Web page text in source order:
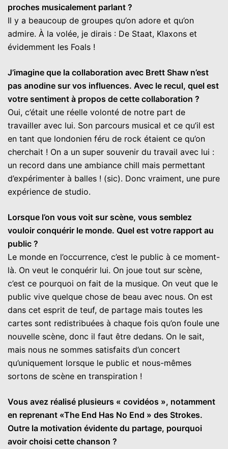
proches musicalement parlant ?
Il y a beaucoup de groupes qu’on adore et qu’on
admire. À la volée, je dirais : De Staat, Klaxons et
évidemment les Foals !
J’imagine que la collaboration avec Brett Shaw n’est
pas anodine sur vos influences. Avec le recul, quel est
votre sentiment à propos de cette collaboration ?
Oui, c’était une réelle volonté de notre part de
travailler avec lui. Son parcours musical et ce qu’il est
en tant que londonien féru de rock étaient ce qu’on
cherchait ! On a un super souvenir du travail avec lui :
un record dans une ambiance chill mais permettant
d’expérimenter à balles ! (sic). Donc vraiment, une pure
expérience de studio.
Lorsque l’on vous voit sur scène, vous semblez
vouloir conquérir le monde. Quel est votre rapport au
public ?
Le monde en l’occurrence, c’est le public à ce moment-
là. On veut le conquérir lui. On joue tout sur scène,
c’est ce pourquoi on fait de la musique. On veut que le
public vive quelque chose de beau avec nous. On est
dans cet esprit de teuf, de partage mais toutes les
cartes sont redistribuées à chaque fois qu’on foule une
nouvelle scène, donc il faut être dedans. On le sait,
mais nous ne sommes satisfaits d’un concert
qu’uniquement lorsque le public et nous-mêmes
sortons de scène en transpiration !
Vous avez réalisé plusieurs « covidéos », notamment
en reprenant «The End Has No End » des Strokes.
Outre la motivation évidente du partage, pourquoi
avoir choisi cette chanson ?